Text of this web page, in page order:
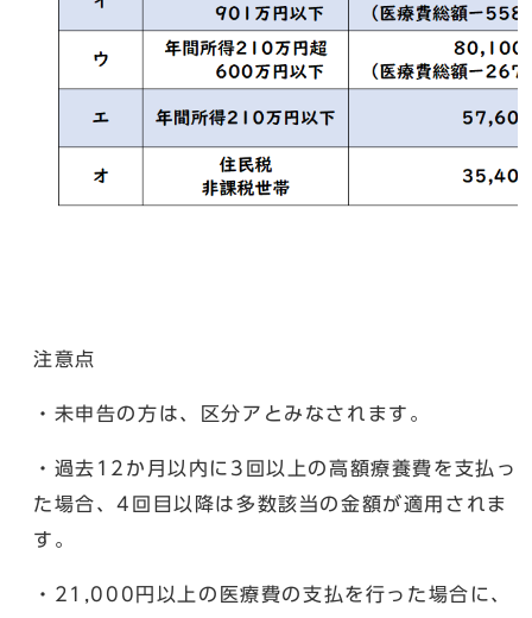
注意点
・未申告の方は、区分アとみなされます。
・過去12か月以内に3回以上の高額療養費を支払っ
た場合、4回目以降は多数該当の金額が適用されま
す。
・21,000円以上の医療費の支払を行った場合に、